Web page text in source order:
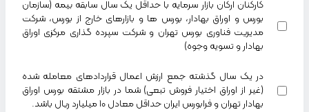
کارکنان ارکان بازار سرمایه با حداقل یک سال سابقه بیمه (سازمان
بورس و اوراق بهادار، بورس ها و بازارهای خارج از بورس، شرکت
مدیریت فناوری بورس تهران و شرکت سپرده گذاری مرکزی اوراق
بهادار و تسویه وجوه)
در یک سال گذشته جمع ارزش اعمال قراردادهای معامله شده
(غیر از اوراق اختیار فروش تبعی) شما در بازار مشتقه بورس اوراق
بهادار تهران و فرابورس ایران حداقل معادل 10 میلیارد ریال باشد.